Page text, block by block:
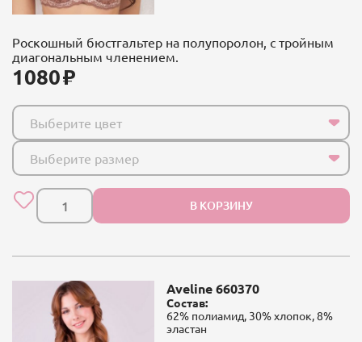
Роскошный бюстгальтер на полупоролон, с тройным
диагональным членением.
1080
Выберите цвет
Выберите размер
В КОРЗИНУ
Aveline 660370
Состав:
62% полиамид, 30% хлопок, 8%
эластан